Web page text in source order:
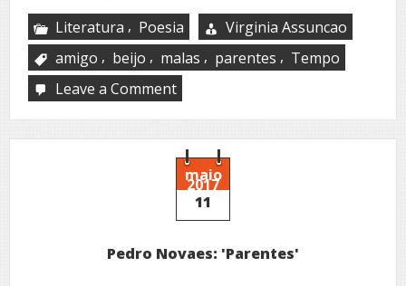
Literatura , Poesia
Virginia Assuncao
amigo , beijo , malas , parentes , Tempo
Leave a Commenton
divulga
classificados
do
Concurso
Poesias
maio
2017
11
Pedro Novaes: 'Parentes'